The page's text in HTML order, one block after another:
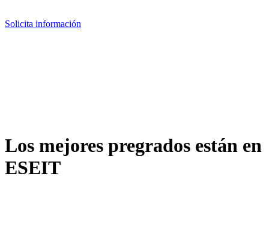
Solicita información
Los mejores pregrados están en
ESEIT